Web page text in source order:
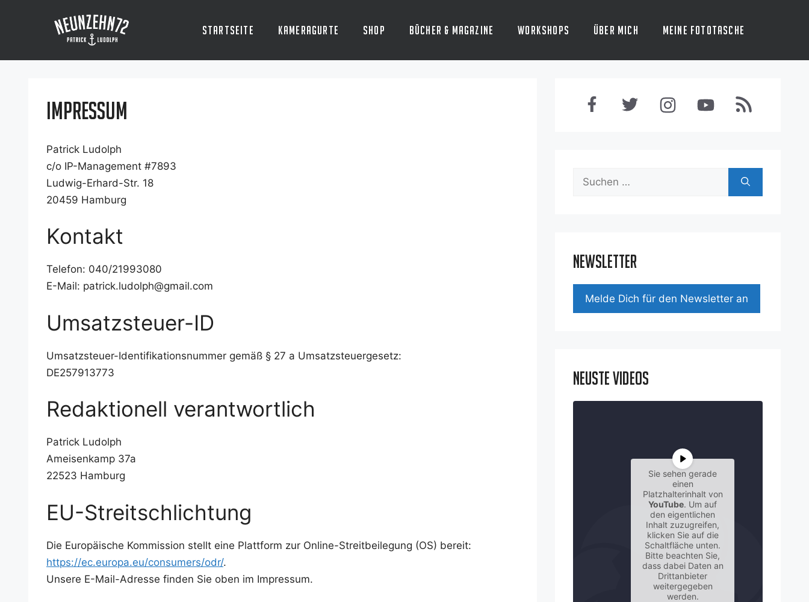
Startseite Kameragurte Shop Bücher & Magazine Workshops Über mich Meine Fototasche
Impressum
Patrick Ludolph
c/o IP-Manage­ment #7893
Lud­wig-Erhard-Str. 18
20459 Ham­burg
Kontakt
Tele­fon: 040/21993080
E-Mail: patrick.ludolph@gmail.com
Umsatzsteuer-ID
Umsatz­steu­er-Iden­ti­fi­ka­ti­ons­num­mer gemäß § 27 a Umsatz­steu­er­ge­setz:
DE257913773
Redaktionell verantwortlich
Patrick Ludolph
Amei­sen­kamp 37a
22523 Ham­burg
EU-Streitschlichtung
Die Euro­päi­sche Kom­mis­si­on stellt eine Platt­form zur Online-Streit­bei­le­gung (OS) bereit:
https://ec.europa.eu/consumers/odr/.
Unse­re E-Mail-Adres­se fin­den Sie oben im Impressum.
Suchen
Newsletter
Mel­de Dich für den News­let­ter an
Neuste Videos
Sie sehen gerade
einen
Platzhalterinhalt von
YouTube. Um auf
den eigentlichen
Inhalt zuzugreifen,
klicken Sie auf die
Schaltfläche unten.
Bitte beachten Sie,
dass dabei Daten an
Drittanbieter
weitergegeben
werden.